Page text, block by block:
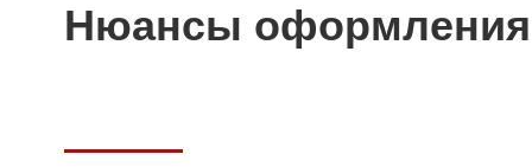
Нюансы оформления